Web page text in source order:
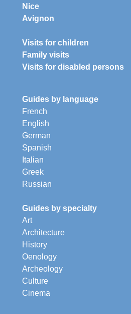
Nice
Avignon
Visits for children
Family visits
Visits for disabled persons
Guides by language
French
English
German
Spanish
Italian
Greek
Russian
Guides by specialty
Art
Architecture
History
Oenology
Archeology
Culture
Cinema